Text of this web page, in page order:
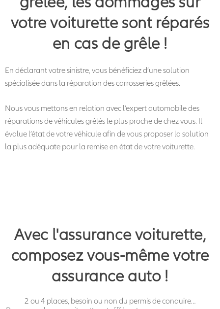
votre voiturette sont réparés
en cas de grêle !
En déclarant votre sinistre, vous bénéficiez d’une solution
spécialisée dans la réparation des carrosseries grêlées.
Nous vous mettons en relation avec l’expert automobile des
réparations de véhicules grêlés le plus proche de chez vous. Il
évalue l’état de votre véhicule afin de vous proposer la solution
la plus adéquate pour la remise en état de votre voiturette.
Avec l'assurance voiturette,
composez vous-même votre
assurance auto !
2 ou 4 places, besoin ou non du permis de conduire…